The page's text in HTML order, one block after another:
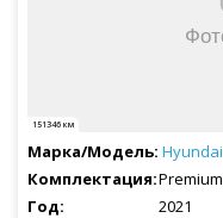
151346 км
Hyundai
Premium
2021